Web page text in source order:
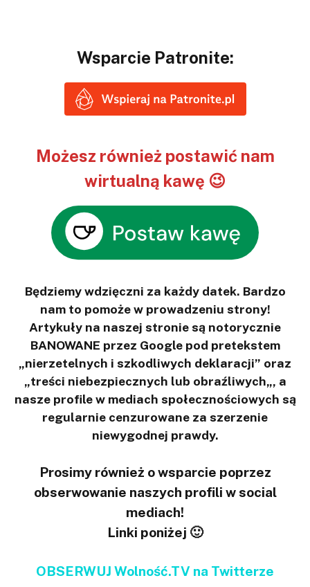
Wsparcie Patronite:
Możesz również postawić nam
wirtualną kawę 😉
Będziemy wdzięczni za każdy datek. Bardzo
nam to pomoże w prowadzeniu strony!
Artykuły na naszej stronie są notorycznie
BANOWANE przez Google pod pretekstem
„nierzetelnych i szkodliwych deklaracji” oraz
„treści niebezpiecznych lub obraźliwych„, a
nasze profile w mediach społecznościowych są
regularnie cenzurowane za szerzenie
niewygodnej prawdy.
Prosimy również o wsparcie poprzez
obserwowanie naszych profili w social
mediach!
Linki poniżej 🙂
OBSERWUJ Wolność.TV na Twitterze